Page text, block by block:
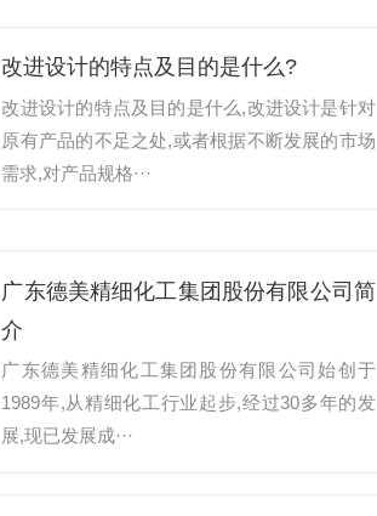
改进设计的特点及目的是什么?
改进设计的特点及目的是什么,改进设计是针对
原有产品的不足之处,或者根据不断发展的市场
需求,对产品规格···
广东德美精细化工集团股份有限公司简
介
广东德美精细化工集团股份有限公司始创于
1989年,从精细化工行业起步,经过30多年的发
展,现已发展成···